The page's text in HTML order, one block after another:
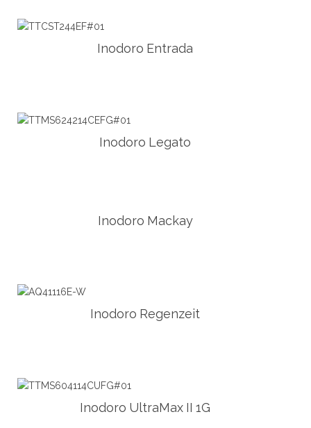
Inodoro Entrada
Inodoro Legato
Inodoro Mackay
Inodoro Regenzeit
Inodoro UltraMax II 1G